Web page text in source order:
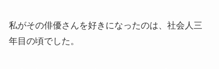
私がその俳優さんを好きになったのは、社会人三
年目の頃でした。